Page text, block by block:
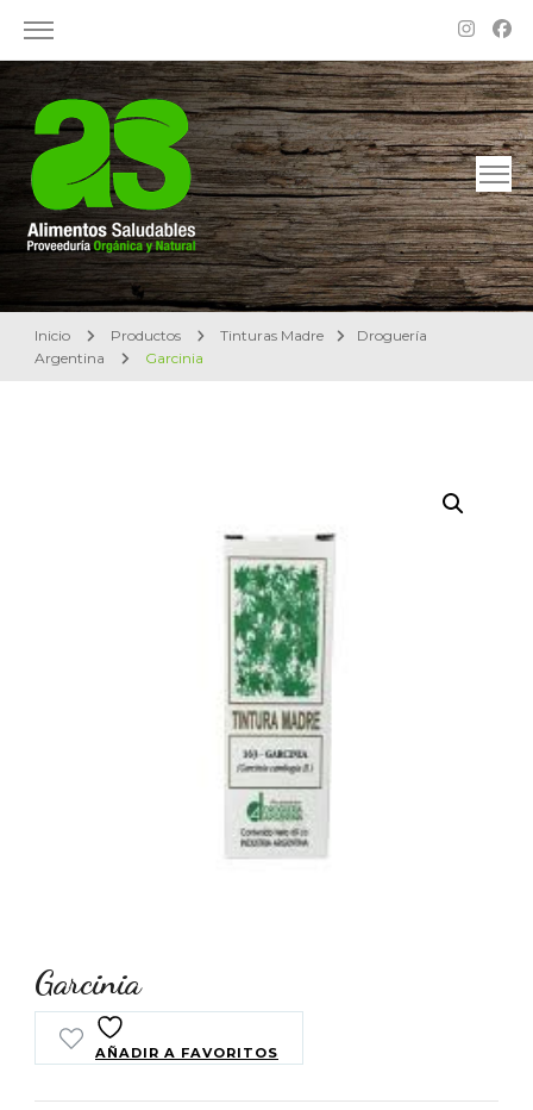
Alimentos Saludables – Dietética en Rosario
Proveeduría Orgánica y Natural
Inicio Productos Tinturas Madre
Droguería
Argentina
Garcinia
Garcinia
AÑADIR A FAVORITOS